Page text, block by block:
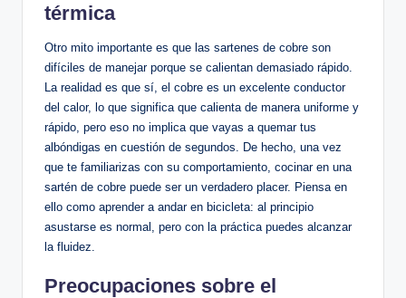
térmica
Otro mito importante es que las sartenes de cobre son
difíciles de manejar porque se calientan demasiado rápido.
La realidad es que sí, el cobre es un excelente conductor
del calor, lo que significa que calienta de manera uniforme y
rápido, pero eso no implica que vayas a quemar tus
albóndigas en cuestión de segundos. De hecho, una vez
que te familiarizas con su comportamiento, cocinar en una
sartén de cobre puede ser un verdadero placer. Piensa en
ello como aprender a andar en bicicleta: al principio
asustarse es normal, pero con la práctica puedes alcanzar
la fluidez.
Preocupaciones sobre el